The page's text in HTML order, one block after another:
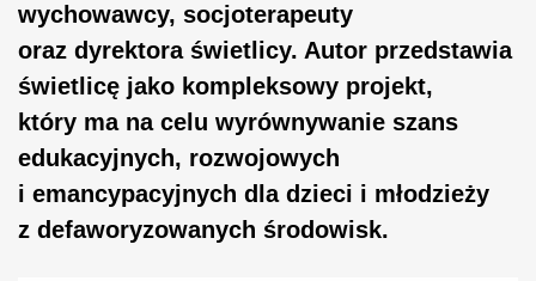
wychowawcy, socjoterapeuty
oraz dyrektora świetlicy. Autor przedstawia
świetlicę jako kompleksowy projekt,
który ma na celu wyrównywanie szans
edukacyjnych, rozwojowych
i emancypacyjnych dla dzieci i młodzieży
z defaworyzowanych środowisk.